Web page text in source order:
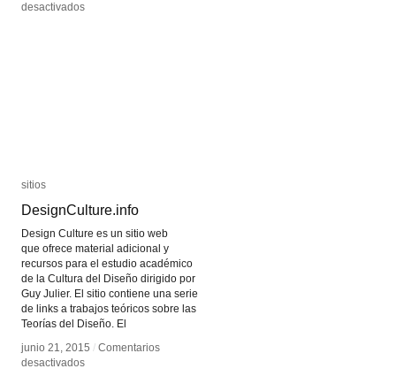
desactivadosen
desactivadosen
sitios
DesignCulture.info
Design Culture es un sitio web
que ofrece material adicional y
recursos para el estudio académico
de la Cultura del Diseño dirigido por
Guy Julier. El sitio contiene una serie
de links a trabajos teóricos sobre las
Teorías del Diseño. El
junio 21, 2015 / Comentarios
desactivadosen
sitios
DesignCulture.info
junio 21, 2015 / Comentarios
desactivadosen